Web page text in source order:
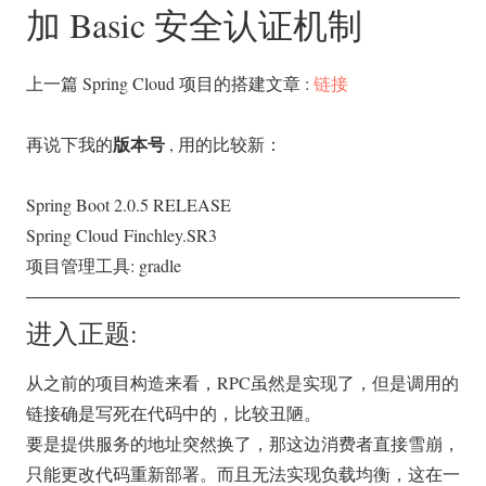
加 Basic 安全认证机制
上一篇 Spring Cloud 项目的搭建文章 : 链接
再说下我的版本号 , 用的比较新：
Spring Boot 2.0.5 RELEASE
Spring Cloud Finchley.SR3
项目管理工具: gradle
进入正题:
从之前的项目构造来看，RPC虽然是实现了，但是调用的
链接确是写死在代码中的，比较丑陋。
要是提供服务的地址突然换了，那这边消费者直接雪崩，
只能更改代码重新部署。而且无法实现负载均衡，这在一